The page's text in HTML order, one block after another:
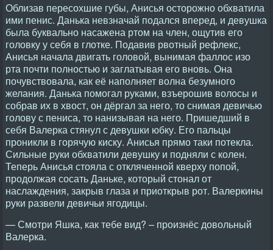
Облизав пересохшие губы, Анисья осторожно обхватила
ими пенис. Данька невзначай подался вперед, и девушка
была буквально насажена ртом на член, ощутив его
головку у себя в глотке. Подавив рвотный рефлекс,
Анисья начала двигать головой, вынимая фаллос изо
рта почти полностью и заглатывая его вновь. Она
почувствовала, как её наполняет волна безумного
желания. Данька помогал руками, взъерошив волосы и
собрав их в хвост, он дёргал за него, то снимая девичью
голову с пениса, то нанизывая на него. Пришедший в
себя Валерка стянул с девушки юбку. Его пальцы
проникли в горячую киску. Анисья прямо таки потекла.
Сильные руки обхватили девушку и подняли с колен.
Теперь Анисья стояла с откляченной кверху попой,
продолжая сосать Даньке, который стонал от
наслаждения, закрыв глаза и приоткрыв рот. Валеркины
руки развели девичьи ягодицы.
— Смотри Яшка, как тебе вид? – произнёс довольный
Валерка.